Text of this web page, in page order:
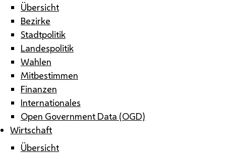
Übersicht
Bezirke
Stadtpolitik
Landespolitik
Wahlen
Mitbestimmen
Finanzen
Internationales
Open Government Data (OGD)
Wirtschaft
Übersicht